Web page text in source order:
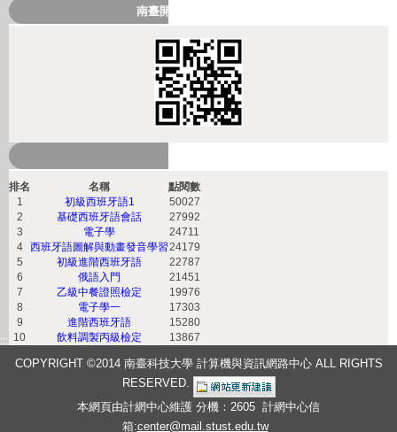
南臺開放式課程QRcode
排名 名稱
點閱數
1
初級西班牙語1
50027
2
基礎西班牙語會話
27992
3
電子學
24711
4
西班牙語圖解與動畫發音學習24179
5
初級進階西班牙語
22787
6
俄語入門
21451
7
乙級中餐證照檢定
19976
8
電子學一
17303
9
進階西班牙語
15280
10
飲料調製丙級檢定 13867
:::
COPYRIGHT ©2014 南臺科技大學 計算機與資訊網路中心 ALL RIGHTS
RESERVED.
本網頁由計網中心維護 分機：2605 計網中心信
箱:center@mail.stust.edu.tw